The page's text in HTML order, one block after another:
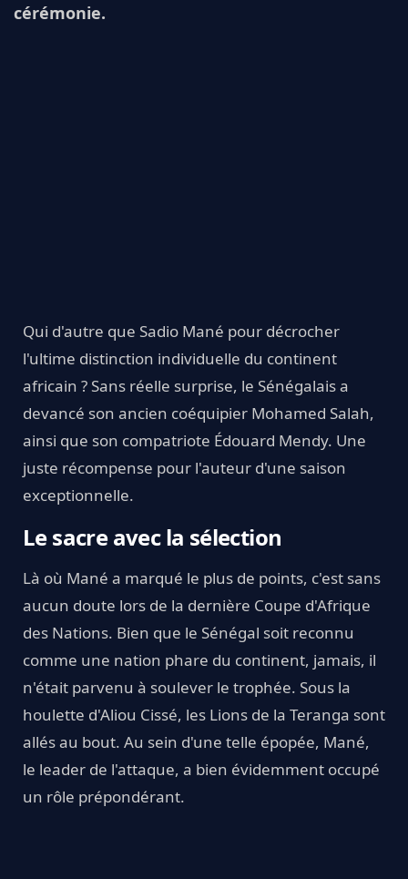
cérémonie.
Qui d'autre que Sadio Mané pour décrocher
l'ultime distinction individuelle du continent
africain ? Sans réelle surprise, le Sénégalais a
devancé son ancien coéquipier Mohamed Salah,
ainsi que son compatriote Édouard Mendy. Une
juste récompense pour l'auteur d'une saison
exceptionnelle.
Le sacre avec la sélection
Là où Mané a marqué le plus de points, c'est sans
aucun doute lors de la dernière Coupe d'Afrique
des Nations. Bien que le Sénégal soit reconnu
comme une nation phare du continent, jamais, il
n'était parvenu à soulever le trophée. Sous la
houlette d'Aliou Cissé, les Lions de la Teranga sont
allés au bout. Au sein d'une telle épopée, Mané,
le leader de l'attaque, a bien évidemment occupé
un rôle prépondérant.